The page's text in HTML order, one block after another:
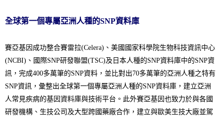
全球第一個專屬亞洲人種的SNP資料庫
賽亞基因成功整合賽雷拉(Celera)、美國國家科學院生物科技資訊中心
(NCBI)、國際SNP研發聯盟(TSC)及日本人種的SNP資料庫中的SNP資
訊，完成400多萬筆的SNP資料，並比對出70多萬筆的亞洲人種之特有
SNP資訊，彙整出全球第一個專屬亞洲人種的SNP資料庫，建立亞洲
人常見疾病的基因資料庫與技術平台。此外賽亞基因也致力於與各國
研發機構、生技公司及大型跨國藥廠合作，建立與歐美生技大廠並駕